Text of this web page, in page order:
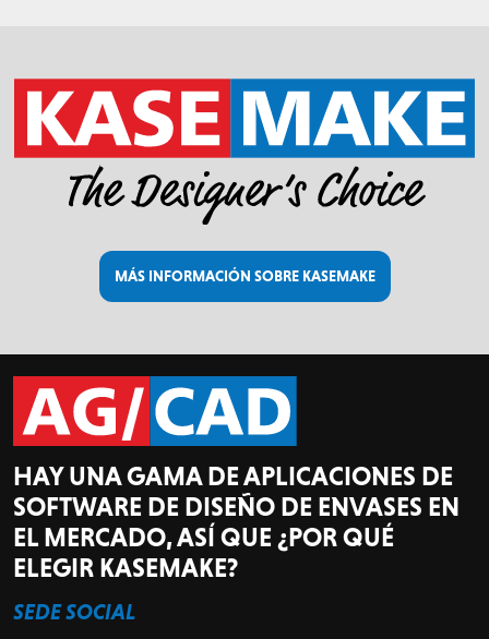
MÁS INFORMACIÓN SOBRE KASEMAKE
HAY UNA GAMA DE APLICACIONES DE
SOFTWARE DE DISEÑO DE ENVASES EN
EL MERCADO, ASÍ QUE ¿POR QUÉ
ELEGIR KASEMAKE?
SEDE SOCIAL